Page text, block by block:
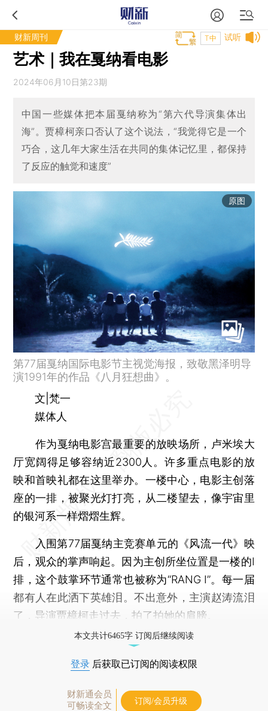
财新周刊 试听
T中
艺术｜我在戛纳看电影
2024年06月10日第23期
中国一些媒体把本届戛纳称为“第六代导演集体出
海”。贾樟柯亲口否认了这个说法，“我觉得它是一个
巧合，这几年大家生活在共同的集体记忆里，都保持
了反应的触觉和速度”
原图
第77届戛纳国际电影节主视觉海报，致敬黑泽明导
演1991年的作品《八月狂想曲》。
文|梵一
媒体人
作为戛纳电影宫最重要的放映场所，卢米埃大
厅宽阔得足够容纳近2300人。许多重点电影的放
映和首映礼都在这里举办。一楼中心，电影主创落
座的一排，被聚光灯打亮，从二楼望去，像宇宙里
的银河系一样熠熠生辉。
入围第77届戛纳主竞赛单元的《风流一代》映
后，观众的掌声响起。因为主创所坐位置是一楼的I
排，这个鼓掌环节通常也被称为“RANG I”。每一届
都有人在此洒下英雄泪。不出意外，主演赵涛流泪
了，导演贾樟柯走过去，拍了拍她的肩膀。
本文共计6465字 订阅后继续阅读
登录 后获取已订阅的阅读权限
财新通会员
可畅读全文
订阅/会员升级